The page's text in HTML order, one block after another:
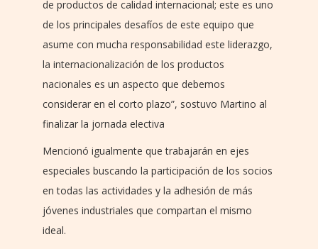
de productos de calidad internacional; este es uno
de los principales desafíos de este equipo que
asume con mucha responsabilidad este liderazgo,
la internacionalización de los productos
nacionales es un aspecto que debemos
considerar en el corto plazo”, sostuvo Martino al
finalizar la jornada electiva
Mencionó igualmente que trabajarán en ejes
especiales buscando la participación de los socios
en todas las actividades y la adhesión de más
jóvenes industriales que compartan el mismo
ideal.